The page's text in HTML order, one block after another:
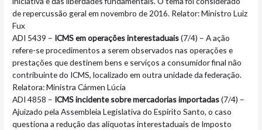
de repercussão geral em novembro de 2016. Relator: Ministro Luiz
Fux
ADI 5439 – ICMS em operações interestaduais(7/4) – A ação
refere-se procedimentos a serem observados nas operações e
prestações que destinem bens e serviços a consumidor final não
contribuinte do ICMS, localizado em outra unidade da federação.
Relatora: Ministra Cármen Lúcia
ADI 4858 – ICMS incidente sobre mercadorias importadas(7/4) –
Ajuizado pela Assembleia Legislativa do Espírito Santo, o caso
questiona a redução das alíquotas interestaduais de Imposto